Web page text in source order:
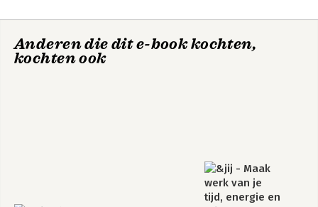
Anderen die dit e-book kochten,
kochten ook